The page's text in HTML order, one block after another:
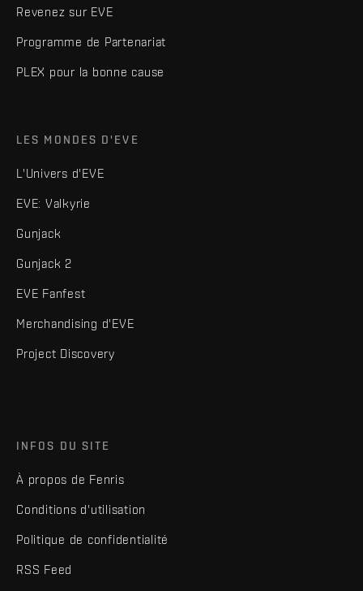
Revenez sur EVE
Programme de Partenariat
PLEX pour la bonne cause
LES MONDES D'EVE
L'Univers d'EVE
EVE: Valkyrie
Gunjack
Gunjack 2
EVE Fanfest
Merchandising d'EVE
Project Discovery
INFOS DU SITE
À propos de Fenris
Conditions d'utilisation
Politique de confidentialité
RSS Feed